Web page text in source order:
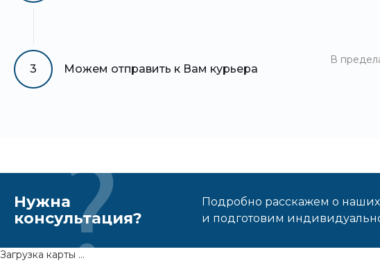
3 Можем отправить к Вам курьера
В
Нужна
консультация?
Подробно расскажем о наших
и подготовим
Загрузка карты ...